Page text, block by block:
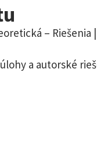
– Riešenia
a autorské